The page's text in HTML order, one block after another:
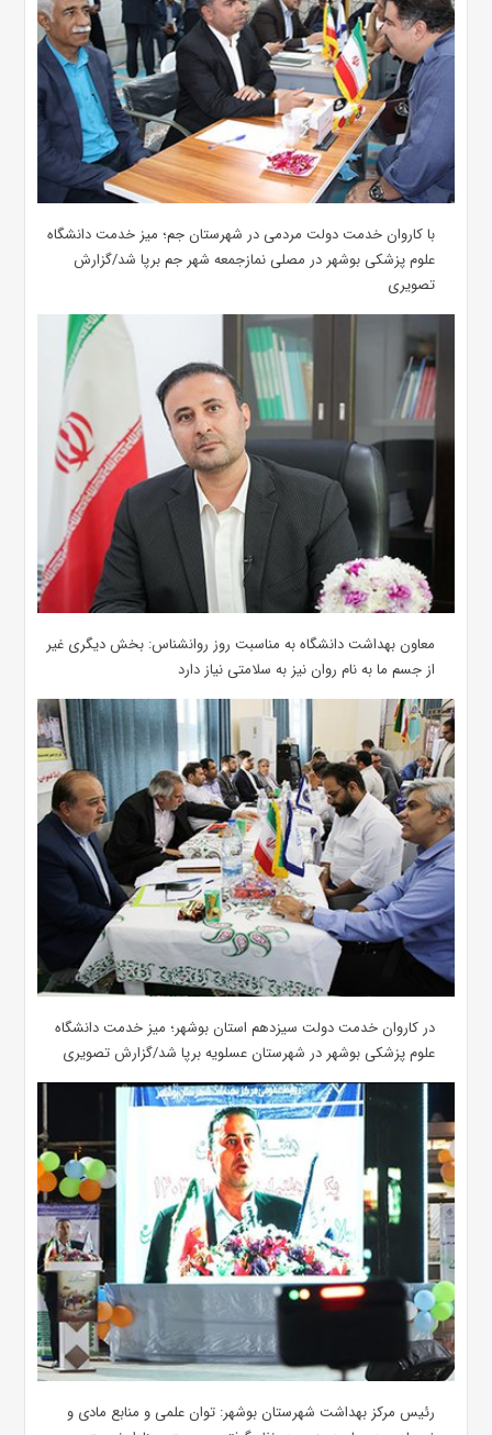
با کاروان خدمت دولت مردمی در شهرستان جم؛ میز خدمت دانشگاه
علوم پزشکی بوشهر در مصلی نمازجمعه شهر جم برپا شد/گزارش
تصویری
معاون بهداشت دانشگاه به مناسبت روز روانشناس: بخش دیگری غیر
از جسم ما به نام روان نیز به سلامتی نیاز دارد
در کاروان خدمت دولت سیزدهم استان بوشهر؛ میز خدمت دانشگاه
علوم پزشکی بوشهر در شهرستان عسلویه برپا شد/گزارش تصویری
رئیس مرکز بهداشت شهرستان بوشهر: توان علمی و منابع مادی و